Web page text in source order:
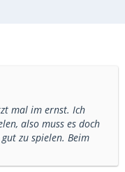
mal im ernst. Ich
also muss es doch
zu spielen. Beim